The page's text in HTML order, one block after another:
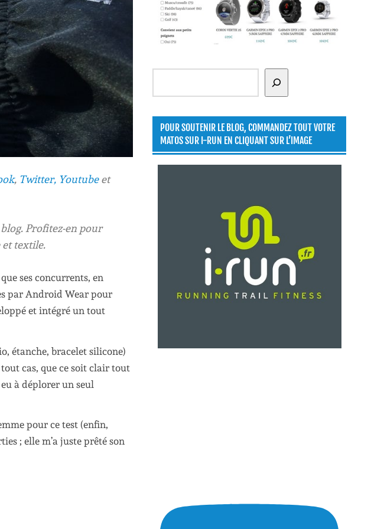
, Twitter, Youtubeet
Profitez-en pour
textile.
ses concurrents, en
par Android Wear pour
et intégré un tout
étanche, bracelet silicone)
cas, que ce soit clair tout
à déplorer un seul
pour ce test (enfin,
; elle m’a juste prêté son
Rechercher
POUR SOUTENIR LE BLOG, COMMANDEZ TOUT VOTRE
MATOS SUR I-RUN EN CLIQUANT SUR L’IMAGE